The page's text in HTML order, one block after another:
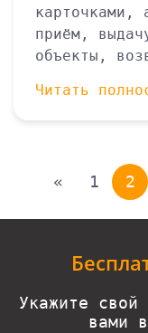
карточками,
приём,
объекты,
Читать
записей
« 1 2
Укажите
вами